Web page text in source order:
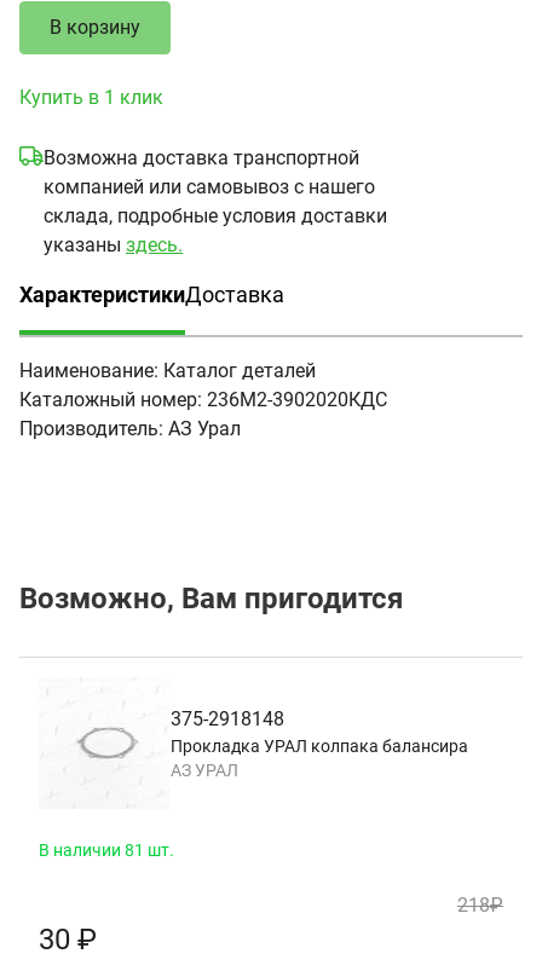
В корзину
Купить в 1 клик
Возможна доставка транспортной
компанией или самовывоз с нашего
склада, подробные условия доставки
указаны здесь.
Характеристики
(активная вкладка)
Доставка
Наименование: Каталог деталей
Каталожный номер: 236М2-3902020КДС
Производитель: АЗ Урал
Возможно, Вам пригодится
375-2918148
Прокладка УРАЛ колпака балансира
АЗ УРАЛ
В наличии 81 шт.
218₽
30 ₽